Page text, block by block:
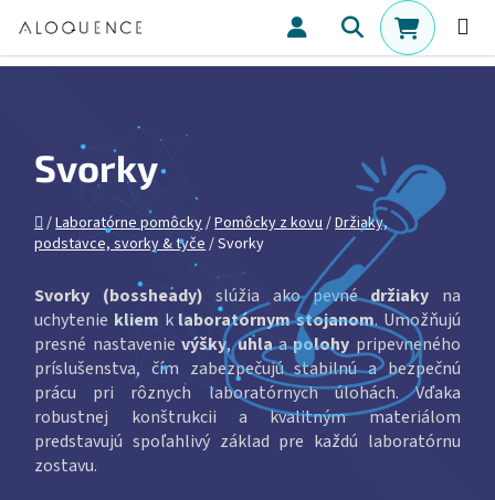
Hľadať
Svorky
Domov
/Laboratórne pomôcky/Pomôcky z kovu /Držiaky,
podstavce, svorky & tyče /Svorky
Svorky (bossheady) slúžia ako pevnédržiaky na
uchytenie kliem k laboratórnym stojanom. Umožňujú
presné nastavenievýšky,uhlaapolohy pripevneného
príslušenstva, čím zabezpečujú stabilnú a bezpečnú
prácu pri rôznych laboratórnych úlohách. Vďaka
robustnej konštrukcii a kvalitným materiálom
predstavujú spoľahlivý základ pre každú laboratórnu
zostavu.